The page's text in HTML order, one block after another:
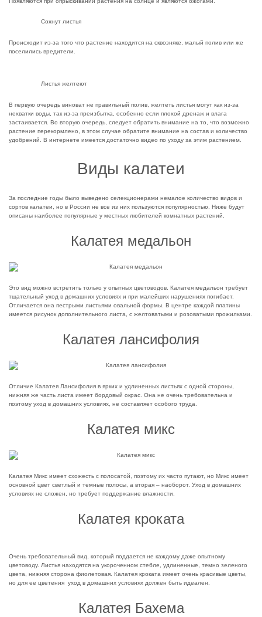
Сохнут листья
Происходит из-за того что растение находится на сквозняке, малый полив или же
поселились вредители.
Листья желтеют
В первую очередь виноват не правильный полив, желтеть листья могут как из-за
нехватки воды, так из-за преизбытка, особенно если плохой дренаж и влага
застаивается. Во вторую очередь, следует обратить внимание на то, что возможно
растение перекормлено, в этом случае обратите внимание на состав и количество
удобрений. В интернете имеется достаточно видео по уходу за этим растением.
Виды калатеи
За последние годы было выведено селекционерами немалое количество видов и
сортов калатеи, но в России не все из них пользуются популярностью. Ниже будут
описаны наиболее популярные у местных любителей комнатных растений.
Калатея медальон
Это вид можно встретить только у опытных цветоводов. Калатея медальон требует
тщательный уход в домашних условиях и при малейших нарушениях погибает.
Отличается она пестрыми листьями овальной формы. В центре каждой платины
имеется рисунок дополнительного листа, с желтоватыми и розоватыми прожилками.
Калатея лансифолия
Отличие Калатея Лансифолия в ярких и удлиненных листьях с одной стороны,
нижняя же часть листа имеет бордовый окрас. Она не очень требовательна и
поэтому уход в домашних условиях, не составляет особого труда.
Калатея микс
Калатея Микс имеет схожесть с полосатой, поэтому их часто путают, но Микс имеет
основной цвет светлый и темные полосы, а вторая – наоборот. Уход в домашних
условиях не сложен, но требует поддержание влажности.
Калатея кроката
Очень требовательный вид, который поддается не каждому даже опытному
цветоводу. Листья находятся на укороченном стебле, удлиненные, темно зеленого
цвета, нижняя сторона фиолетовая. Калатея кроката имеет очень красивые цветы,
но для ее цветения уход в домашних условиях должен быть идеален.
Калатея Бахема